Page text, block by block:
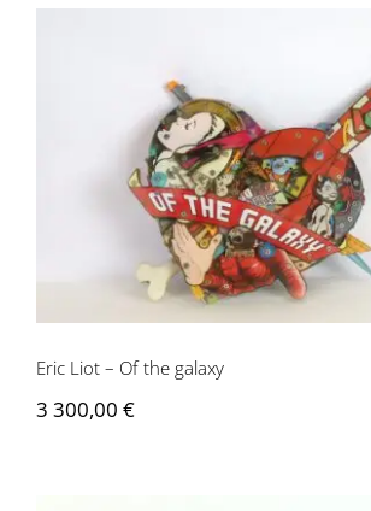
Eric Liot – Of the galaxy
Eric Liot – Of the galaxy
3 300,00 €